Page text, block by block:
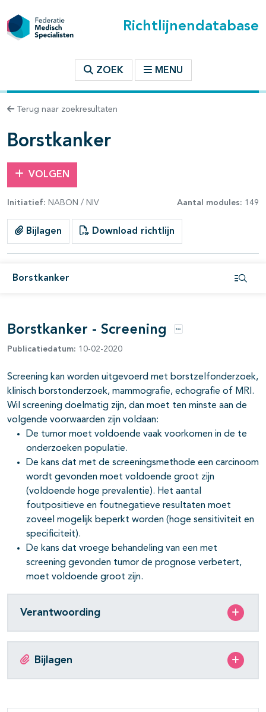
Richtlijnendatabase
ZOEK MENU
Terug naar zoekresultaten
Borstkanker
VOLGEN
Initiatief: NABON / NIV Aantal modules: 149
Bijlagen Download richtlijn
Borstkanker
binnen deze richtlijn
open- en dichtklappen
open- en dichtklappen
open- en dichtklappen
open- en dichtklappen
open- en dichtklappen
open- en dichtklappen
open- en dichtklappen
open- en dichtklappen
open- en dichtklappen
open- en dichtklappen
open- en dichtklappen
open- en dichtklappen
Borstkanker - Screening Opties
Publicatiedatum: 10-02-2020
Screening kan worden uitgevoerd met borstzelfonderzoek,
klinisch borstonderzoek, mammografie, echografie of MRI.
Wil screening doelmatig zijn, dan moet ten minste aan de
volgende voorwaarden zijn voldaan:
De tumor moet voldoende vaak voorkomen in de te
onderzoeken populatie.
De kans dat met de screeningsmethode een carcinoom
wordt gevonden moet voldoende groot zijn
(voldoende hoge prevalentie). Het aantal
foutpositieve en foutnegatieve resultaten moet
zoveel mogelijk beperkt worden (hoge sensitiviteit en
specificiteit).
De kans dat vroege behandeling van een met
screening gevonden tumor de prognose verbetert,
moet voldoende groot zijn.
Verantwoording
Bijlagen